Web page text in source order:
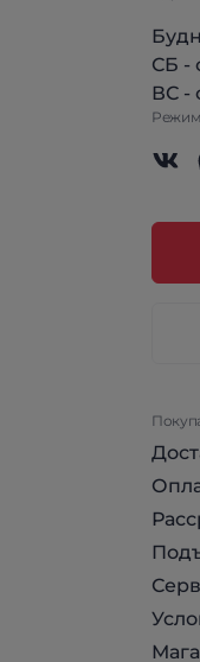
СБ -
ВС -